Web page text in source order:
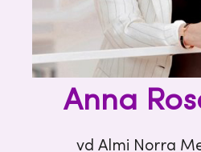
Anna
vd Almi Norra